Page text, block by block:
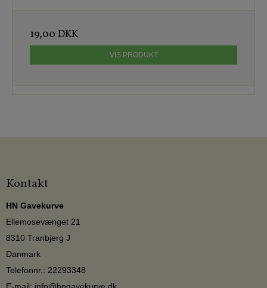
19,00 DKK
VIS PRODUKT
Kontakt
HN Gavekurve
Ellemosevænget 21
8310 Tranbjerg J
Danmark
Telefonnr.: 22293348